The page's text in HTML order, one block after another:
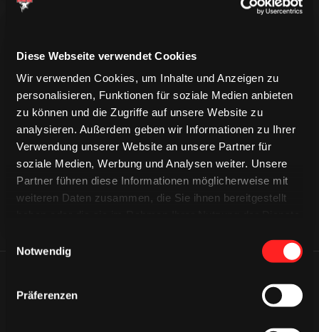
Diese Webseite verwendet Cookies
Wir verwenden Cookies, um Inhalte und Anzeigen zu
personalisieren, Funktionen für soziale Medien anbieten
zu können und die Zugriffe auf unsere Website zu
analysieren. Außerdem geben wir Informationen zu Ihrer
Verwendung unserer Website an unsere Partner für
soziale Medien, Werbung und Analysen weiter. Unsere
Partner führen diese Informationen möglicherweise mit
weiteren Daten zusammen, die Sie ihnen bereitgestellt
Notwendig
Präferenzen
CAPS & CO
CAPS & CO
CAPS & CO